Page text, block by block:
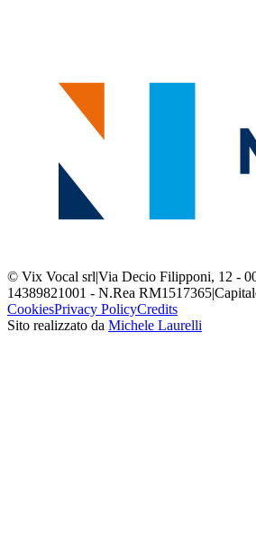
© Vix Vocal srl|Via Decio Filipponi, 12 -
14389821001 - N.Rea RM1517365|
CookiesPrivacy PolicyCredits
Sito realizzato da Michele Laurelli